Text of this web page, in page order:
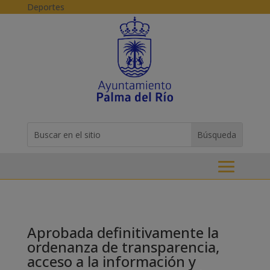
Skip to content
Deportes
for...
Aprobada definitivamente la
ordenanza de transparencia,
acceso a la información y